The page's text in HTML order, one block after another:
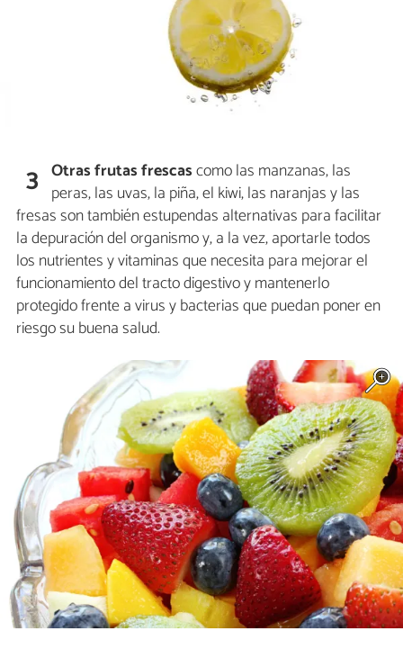
3 Otras frutasfrescascomo las manzanas, las
peras, las uvas, la piña, el kiwi, las naranjas y las
fresas son también estupendas alternativas para facilitar
la depuración del organismo y, a la vez, aportarle todos
los nutrientes y vitaminas que necesita para mejorar el
funcionamiento del tracto digestivo y mantenerlo
protegido frente a virus y bacterias que puedan poner en
riesgo su buena salud.